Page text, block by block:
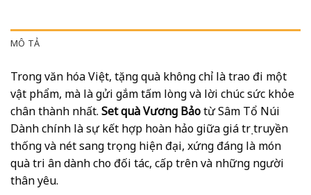
MÔ TẢ
Trong văn hóa Việt, tặng quà không chỉ là trao đi một
vật phẩm, mà là gửi gắm tấm lòng và lời chúc sức khỏe
chân thành nhất. Set quà Vương Bảotừ Sâm Tổ Núi
Dành chính là sự kết hợp hoàn hảo giữa giá trị truyền
thống và nét sang trọng hiện đại, xứng đáng là món
quà tri ân dành cho đối tác, cấp trên và những người
thân yêu.